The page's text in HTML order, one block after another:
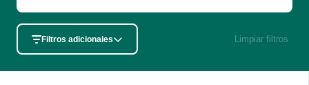
Filtros adicionales Limpiar filtros